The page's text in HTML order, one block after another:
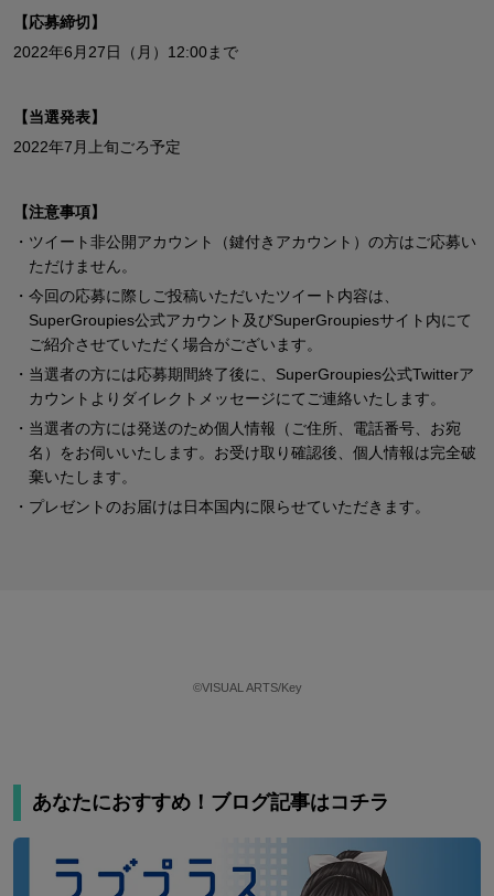
【応募締切】
2022年6月27日（月）12:00まで
【当選発表】
2022年7月上旬ごろ予定
【注意事項】
・ツイート非公開アカウント（鍵付きアカウント）の方はご応募い
ただけません。
・今回の応募に際しご投稿いただいたツイート内容は、
SuperGroupies公式アカウント及びSuperGroupiesサイト内にて
ご紹介させていただく場合がございます。
・当選者の方には応募期間終了後に、SuperGroupies公式Twitterア
カウントよりダイレクトメッセージにてご連絡いたします。
・当選者の方には発送のため個人情報（ご住所、電話番号、お宛
名）をお伺いいたします。お受け取り確認後、個人情報は完全破
棄いたします。
・プレゼントのお届けは日本国内に限らせていただきます。
©VISUAL ARTS/Key
あなたにおすすめ！ブログ記事はコチラ